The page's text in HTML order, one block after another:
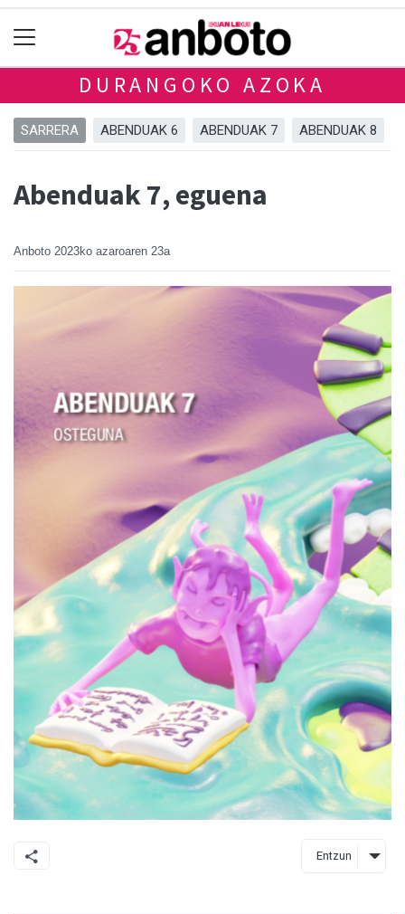
DURANGOKO AZOKA
SARRERA ABENDUAK 6 ABENDUAK 7 ABENDUAK 8
Abenduak 7, eguena
Anboto 2023ko azaroaren 23a
Entzun